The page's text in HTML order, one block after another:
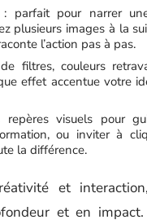
: parfait pour narrer
plusieurs images à la
l’action pas à pas.
filtres, couleurs
effet accentue votre
visuels pour
ou inviter à
la différence.
et
et en